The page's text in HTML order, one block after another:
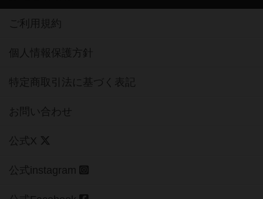
ご利用規約
個人情報保護方針
特定商取引法に基づく表記
お問い合わせ
公式X
公式instagram